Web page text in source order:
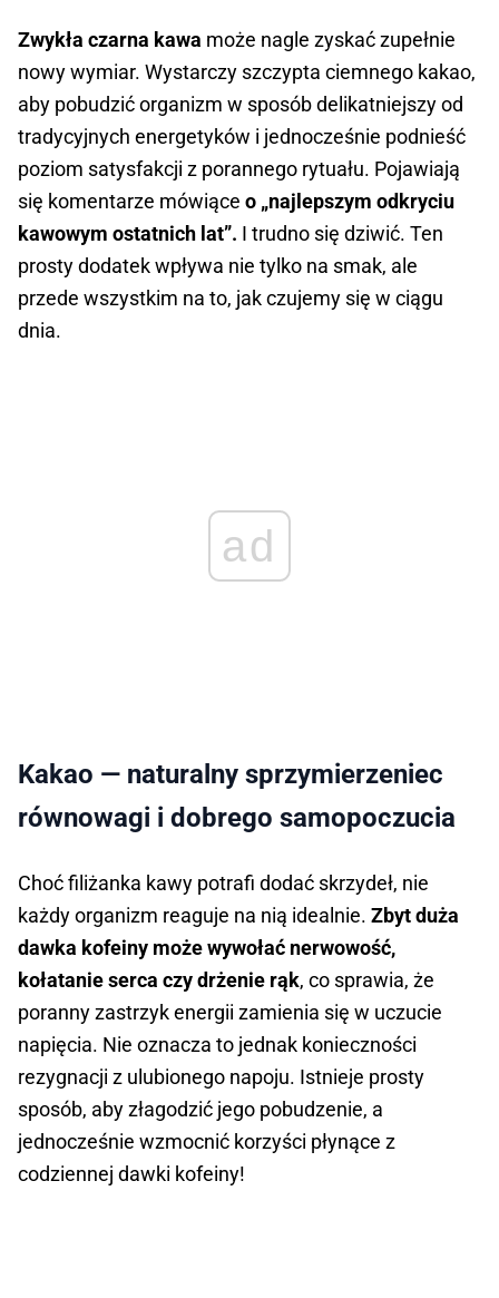
Zwykła czarna kawa może nagle zyskać zupełnie
nowy wymiar. Wystarczy szczypta ciemnego kakao,
aby pobudzić organizm w sposób delikatniejszy od
tradycyjnych energetyków i jednocześnie podnieść
poziom satysfakcji z porannego rytuału. Pojawiają
się komentarze mówiące o „najlepszym odkryciu
kawowym ostatnich lat”. I trudno się dziwić. Ten
prosty dodatek wpływa nie tylko na smak, ale
przede wszystkim na to, jak czujemy się w ciągu
dnia.
ad
Kakao — naturalny sprzymierzeniec
równowagi i dobrego samopoczucia
Choć filiżanka kawy potrafi dodać skrzydeł, nie
każdy organizm reaguje na nią idealnie. Zbyt duża
dawka kofeiny może wywołać nerwowość,
kołatanie serca czy drżenie rąk, co sprawia, że
poranny zastrzyk energii zamienia się w uczucie
napięcia. Nie oznacza to jednak konieczności
rezygnacji z ulubionego napoju. Istnieje prosty
sposób, aby złagodzić jego pobudzenie, a
jednocześnie wzmocnić korzyści płynące z
codziennej dawki kofeiny!